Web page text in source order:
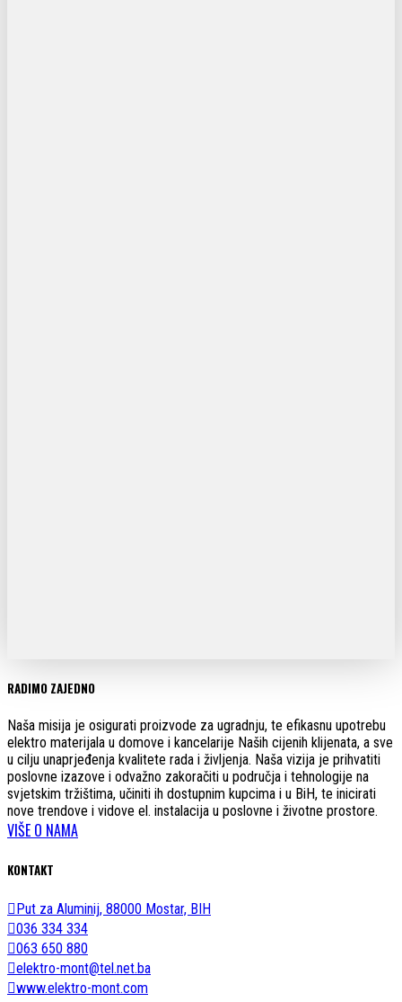
RADIMO ZAJEDNO
Naša misija je osigurati proizvode za ugradnju, te efikasnu upotrebu
elektro materijala u domove i kancelarije Naših cijenih klijenata, a sve
u cilju unaprjeđenja kvalitete rada i življenja. Naša vizija je prihvatiti
poslovne izazove i odvažno zakoračiti u područja i tehnologije na
svjetskim tržištima, učiniti ih dostupnim kupcima i u BiH, te inicirati
nove trendove i vidove el. instalacija u poslovne i životne prostore.
VIŠE O NAMA
KONTAKT
Put za Aluminij, 88000 Mostar, BIH
036 334 334
063 650 880
elektro-mont@tel.net.ba
www.elektro-mont.com